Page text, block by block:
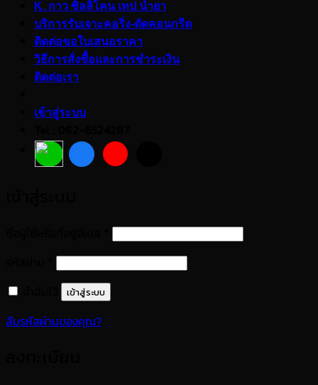
K. กาว ซิลลิโคน เทป น้ำยา
บริการรับเจาะคอริ่ง-ตัดคอนกรีต
ติดต่อขอใบเสนอราคา
วิธีการสั่งซื้อและการชำระเงิน
ติดต่อเรา
เข้าสู่ระบบ
ต้องการ
ต้องการ
เข้าสู่ระบบ
ลืมรหัสผ่านของคุณ?